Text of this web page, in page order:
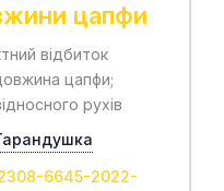
цапфи
відбиток
цапфи;
рухів
6645-2022-